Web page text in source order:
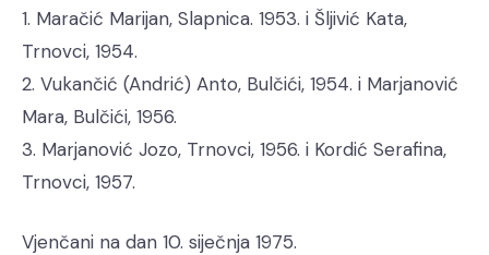
1. Maračić Marijan, Slapnica. 1953. i Šljivić Kata,
Trnovci, 1954.
2. Vukančić (Andrić) Anto, Bulčići, 1954. i Marjanović
Mara, Bulčići, 1956.
3. Marjanović Jozo, Trnovci, 1956. i Kordić Serafina,
Trnovci, 1957.
Vjenčani na dan 10. siječnja 1975.